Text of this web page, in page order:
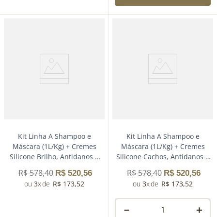
Comprar
Kit Linha A Shampoo e
Máscara (1L/Kg) + Cremes
Silicone Brilho, Antidanos e
R$578,40 R$ 520,56
3
R$ 173,52
Kit Linha A Shampoo e
Máscara (1L/Kg) + Cremes
Silicone Cachos, Antidanos e
R$578,40 R$ 520,56
3
R$ 173,52
＋
－